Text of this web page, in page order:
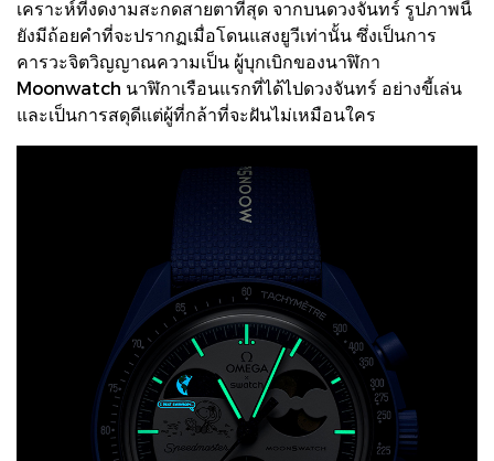
เคราะห์ที่งดงามสะกดสายตาที่สุด จากบนดวงจันทร์ รูปภาพนี้
ยังมีถ้อยคำที่จะปรากฏเมื่อโดนแสงยูวีเท่านั้น ซึ่งเป็นการ
คารวะจิตวิญญาณความเป็น ผู้บุกเบิกของนาฬิกา
Moonwatch นาฬิกาเรือนแรกที่ได้ไปดวงจันทร์ อย่างขี้เล่น
และเป็นการสดุดีแต่ผู้ที่กล้าที่จะฝันไม่เหมือนใคร